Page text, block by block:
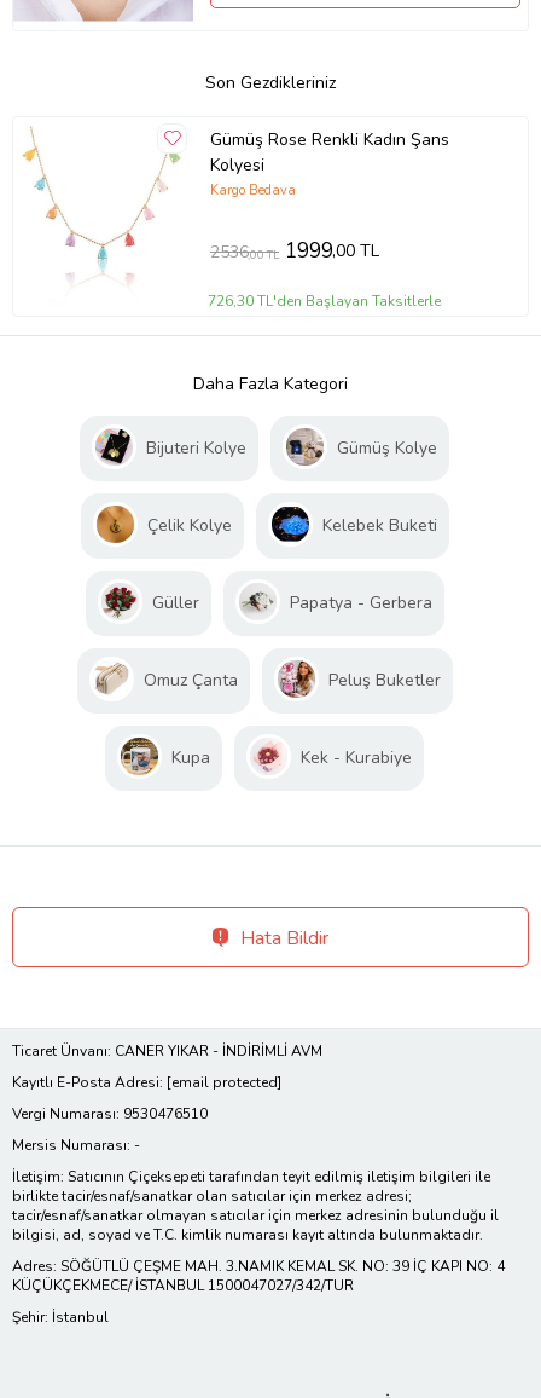
Son Gezdikleriniz
Gümüş Rose Renkli Kadın Şans
Kolyesi
Kargo Bedava
2536,00 TL 1999,00 TL
726,30 TL'den Başlayan Taksitlerle
Daha Fazla Kategori
Bijuteri Kolye Gümüş Kolye
Çelik Kolye Kelebek Buketi
Güller Papatya - Gerbera
Omuz Çanta Peluş Buketler
Kupa Kek - Kurabiye
Hata Bildir
Ticaret Ünvanı: CANER YIKAR - İNDİRİMLİ AVM
Kayıtlı E-Posta Adresi: [email protected]
Vergi Numarası: 9530476510
Mersis Numarası: -
İletişim: Satıcının Çiçeksepeti tarafından teyit edilmiş iletişim bilgileri ile
birlikte tacir/esnaf/sanatkar olan satıcılar için merkez adresi;
tacir/esnaf/sanatkar olmayan satıcılar için merkez adresinin bulunduğu il
bilgisi, ad, soyad ve T.C. kimlik numarası kayıt altında bulunmaktadır.
Adres: SÖĞÜTLÜ ÇEŞME MAH. 3.NAMIK KEMAL SK. NO: 39 İÇ KAPI NO: 4
KÜÇÜKÇEKMECE/ İSTANBUL 1500047027/342/TUR
Şehir: İstanbul